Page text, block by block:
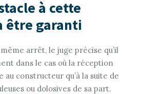
à cette
être garanti
arrêt, le juge précise qu’il
dans le cas où la réception
au constructeur qu’à la suite de
ou dolosives de sa part.